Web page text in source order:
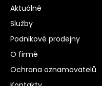
Aktuálně
Služby
Podnikové prodejny
O firmě
Ochrana oznamovatelů